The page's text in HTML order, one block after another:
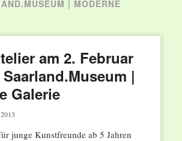
| MODERNE
am 2. Februar
|
Galerie
junge Kunstfreunde ab 5 Jahren